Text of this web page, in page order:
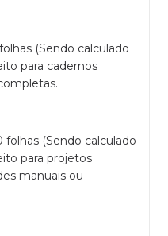
(Sendo calculado
para cadernos
folhas (Sendo calculado
para projetos
manuais ou